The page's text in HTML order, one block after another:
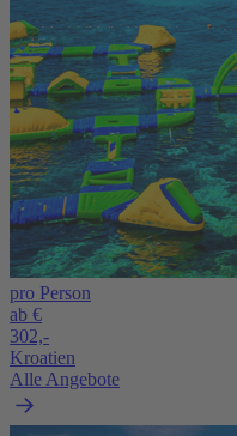
pro Person
ab €
302,-
Kroatien
Alle Angebote